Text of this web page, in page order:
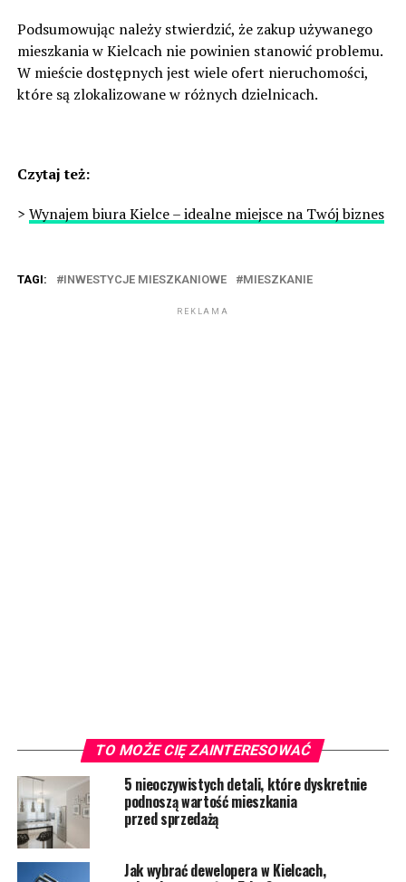
Podsumowując należy stwierdzić, że zakup używanego
mieszkania w Kielcach nie powinien stanowić problemu.
W mieście dostępnych jest wiele ofert nieruchomości,
które są zlokalizowane w różnych dzielnicach.
Czytaj też:
> Wynajem biura Kielce – idealne miejsce na Twój biznes
TAGI: INWESTYCJE MIESZKANIOWE MIESZKANIE
REKLAMA
TO MOŻE CIĘ ZAINTERESOWAĆ
5 nieoczywistych detali, które dyskretnie
podnoszą wartość mieszkania
przed sprzedażą
Jak wybrać dewelopera w Kielcach,